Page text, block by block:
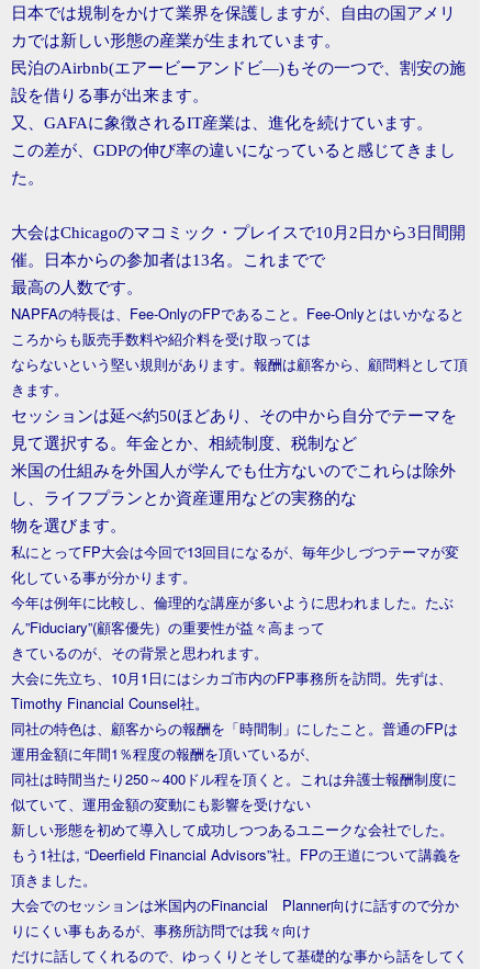
日本では規制をかけて業界を保護しますが、自由の国アメリ
カでは新しい形態の産業が生まれています。
民泊のAirbnb(エアービーアンドビ―)もその一つで、割安の施
設を借りる事が出来ます。
又、 GAFAに象徴されるIT産業は、進化を続けています。
この差が、 GDPの伸び率の違いになっていると感じてきまし
た。
大会はChicagoのマコミック・プレイスで10月2日から3日間開
催。日本からの参加者は13名。これまでで
最高の人数です。
NAPFAの特長は、Fee-OnlyのFPであること。Fee-Onlyとはいかなると
ころからも販売手数料や紹介料を受け取っては
ならないという堅い規則があります。報酬は顧客から、顧問料として頂
きます。
セッションは延べ約50ほどあり、その中から自分でテーマを
見て選択する。年金とか、相続制度、税制など
米国の仕組みを外国人が学んでも仕方ないのでこれらは除外
し、ライフプランとか資産運用などの実務的な
物を選びます。
私にとってFP大会は今回で13回目になるが、毎年少しづつテーマが変
化している事が分かります。
今年は例年に比較し、倫理的な講座が多いように思われました。たぶ
ん”Fiduciary”(顧客優先）の重要性が益々高まって
きているのが、その背景と思われます。
大会に先立ち、10月1日にはシカゴ市内のFP事務所を訪問。先ずは、
Timothy Financial Counsel社。
同社の特色は、顧客からの報酬を「時間制」にしたこと。普通のFPは
運用金額に年間1％程度の報酬を頂いているが、
同社は時間当たり250～400ドル程を頂くと。これは弁護士報酬制度に
似ていて、運用金額の変動にも影響を受けない
新しい形態を初めて導入して成功しつつあるユニークな会社でした。
もう1社は, “Deerfield Financial Advisors”社。FPの王道について講義を
頂きました。
大会でのセッションは米国内のFinancial Planner向けに話すので分か
りにくい事もあるが、事務所訪問では我々向け
だけに話してくれるので、ゆっくりとそして基礎的な事から話をしてく